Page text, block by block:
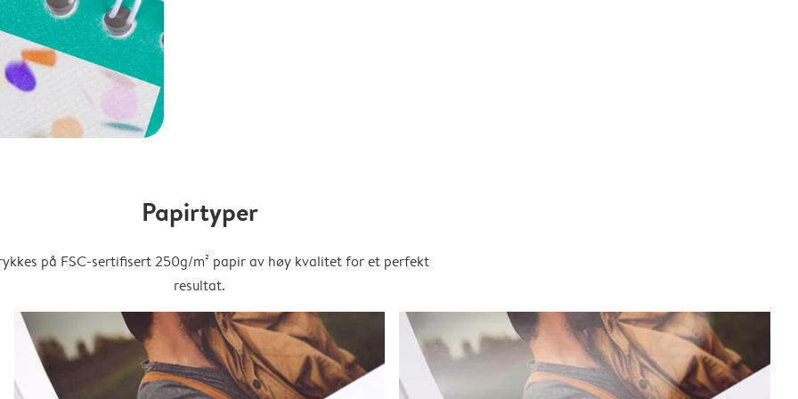
Papirtyper
på FSC-sertifisert 250g/m² papir av høy kvalitet for et perfekt
resultat.